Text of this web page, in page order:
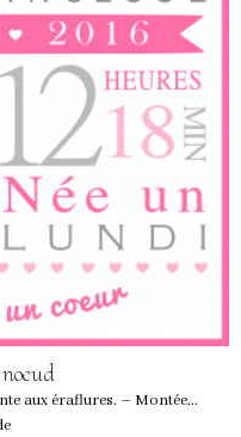
aux éraflures. – Montée...